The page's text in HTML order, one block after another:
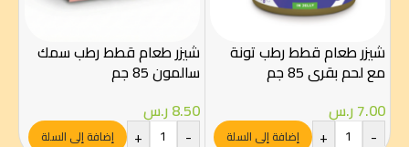
شيزر طعام قطط رطب تونة
مع لحم بقري 85 جم
7.00ر.س
-
+ إضافة إلى السلة
شيزر طعام قطط رطب سمك
سالمون 85 جم
8.50ر.س
-
+ إضافة إلى السلة